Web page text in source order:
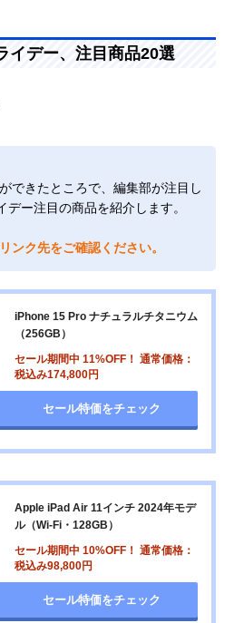
イデー、注目商品20選
できたところで、編集部が注目し
ー注目の商品を紹介します。
ンク先をご確認ください。
iPhone 15 Pro ナチュラルチタニウム
（256GB）
セール期間中 11%OFF！ 通常価格：
税込み174,800円
セール特価をチェック
Apple iPad Air 11インチ 2024年モデ
ル（Wi-Fi・128GB）
セール期間中 10%OFF！ 通常価格：
税込み98,800円
セール特価をチェック